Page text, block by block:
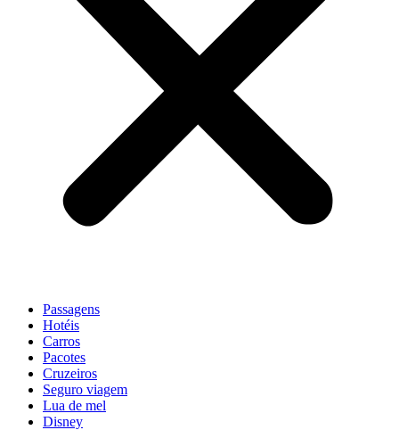
Passagens
Hotéis
Carros
Pacotes
Cruzeiros
Seguro viagem
Lua de mel
Disney